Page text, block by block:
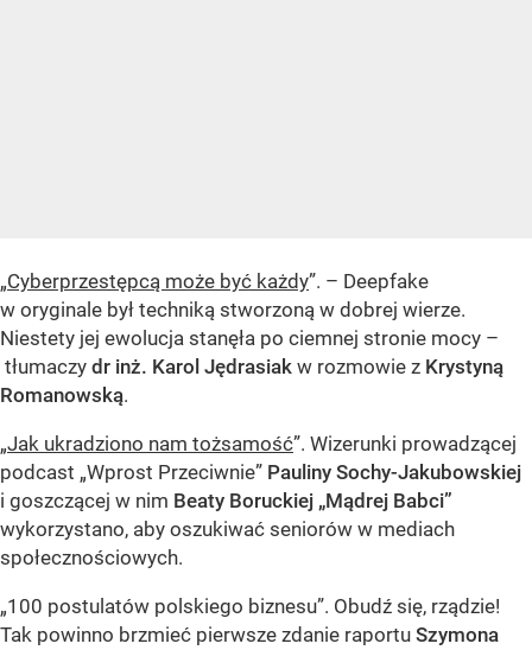
„Cyberprzestępcą może być każdy”. – Deepfake
w oryginale był techniką stworzoną w dobrej wierze.
Niestety jej ewolucja stanęła po ciemnej stronie mocy –
tłumaczy dr inż. Karol Jędrasiak w rozmowie z Krystyną
Romanowską.
„Jak ukradziono nam tożsamość”. Wizerunki prowadzącej
podcast „Wprost Przeciwnie” Pauliny Sochy-Jakubowskiej
i goszczącej w nim Beaty Boruckiej „Mądrej Babci”
wykorzystano, aby oszukiwać seniorów w mediach
społecznościowych.
„100 postulatów polskiego biznesu”. Obudź się, rządzie!
Tak powinno brzmieć pierwsze zdanie raportu Szymona